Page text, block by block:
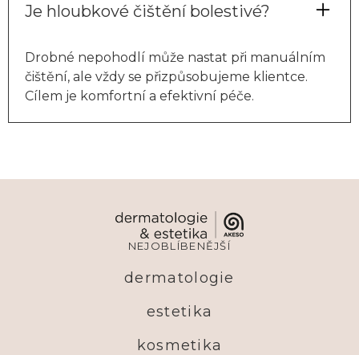
Je hloubkové čištění bolestivé?
Drobné nepohodlí může nastat při manuálním
čištění, ale vždy se přizpůsobujeme klientce.
Cílem je komfortní a efektivní péče.
NEJOBLÍBENĚJŠÍ
dermatologie
estetika
kosmetika